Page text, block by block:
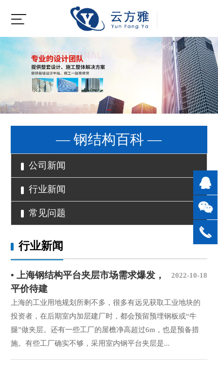
— 钢结构百科 —
公司新闻
行业新闻
常见问题
行业新闻
2022-10-18
• 上海钢结构平台夹层市场需求爆发，
平价待建
上海的工业用地规划所剩不多，很多有远见获取工业地块的
投资者，在后期室内加层建厂时，都会预留预埋钢板或“牛
腿”做夹层。还有一些工厂的屋檐净高超过6m，也是预备措
施。有些工厂确实不够，采用室内钢平台夹层是...